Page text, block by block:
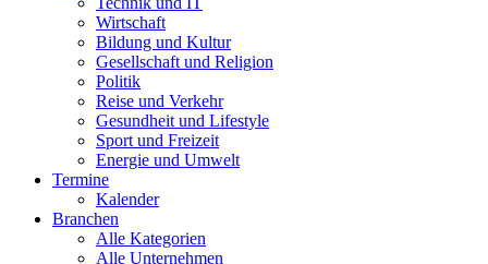
Wirtschaft
Bildung und Kultur
Gesellschaft und Religion
Politik
Reise und Verkehr
Gesundheit und Lifestyle
Sport und Freizeit
Energie und Umwelt
Termine
Kalender
Branchen
Alle Kategorien
Alle Unternehmen